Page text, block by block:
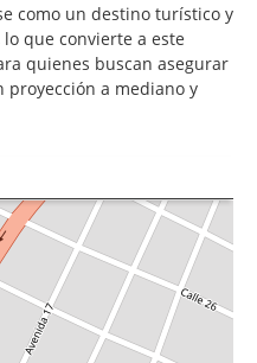
como un destino turístico y
que convierte a este
quienes buscan asegurar
proyección a mediano y